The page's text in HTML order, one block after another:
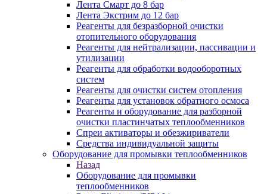
Лента Смарт до 8 бар
Лента Экстрим до 12 бар
Реагенты для безразборной очистки
отопительного оборудования
Реагенты для нейтрализации, пассивации и
утилизации
Реагенты для обработки водооборотных
систем
Реагенты для очистки систем отопления
Реагенты для установок обратного осмоса
Реагенты и оборудование для разборной
очистки пластинчатых теплообменников
Спреи активаторы и обезжириватели
Средства индивидуальной защиты
Оборудование для промывки теплообменников
Назад
Оборудование для промывки
теплообменников